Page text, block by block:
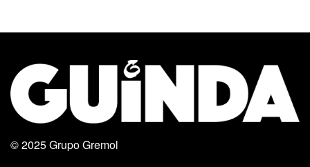
© 2025Grupo Gremol